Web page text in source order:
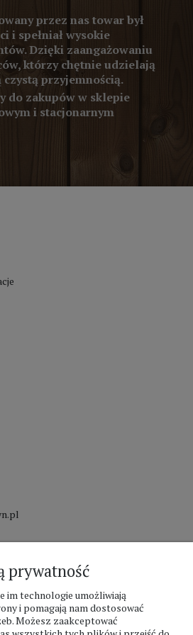
przez nas towar był
i spełniał wysokie
Dzięki zaangażowaniu
którzy chętnie udzielają
czystą przyjemnością.
do zakupów w sklepie
i stacjonarnym
prywatność
im technologie umożliwiają
i pomagają nam dostosować
Możesz zaakceptować